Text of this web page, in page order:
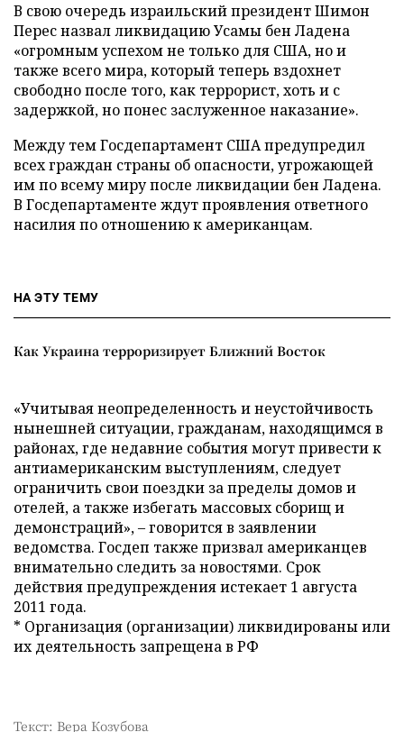
В свою очередь израильский президент Шимон
Перес назвал ликвидацию Усамы бен Ладена
«огромным успехом не только для США, но и
также всего мира, который теперь вздохнет
свободно после того, как террорист, хоть и с
задержкой, но понес заслуженное наказание».
Между тем Госдепартамент США предупредил
всех граждан страны об опасности, угрожающей
им по всему миру после ликвидации бен Ладена.
В Госдепартаменте ждут проявления ответного
насилия по отношению к американцам.
НА ЭТУ ТЕМУ
Как Украина терроризирует Ближний Восток
«Учитывая неопределенность и неустойчивость
нынешней ситуации, гражданам, находящимся в
районах, где недавние события могут привести к
антиамериканским выступлениям, следует
ограничить свои поездки за пределы домов и
отелей, а также избегать массовых сборищ и
демонстраций»,–говорится в заявлении
ведомства. Госдеп также призвал американцев
внимательно следить за новостями. Срок
действия предупреждения истекает 1 августа
2011 года.
* Организация (организации) ликвидированы или
их деятельность запрещена в РФ
Текст: Вера Козубова